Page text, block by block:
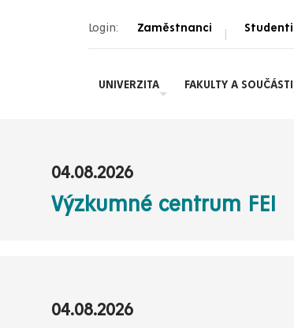
Login: Zaměstnanci | Studenti
UNIVERZITA FAKULTY A SOUČÁSTI
04.08.2026
Výzkumné centrum FEI
04.08.2026